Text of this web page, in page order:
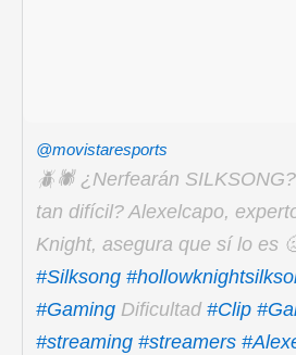
@movistaresports
🪲🕷️ ¿Nerfearán
tan difícil? Alexelcapo,
Knight, asegura que sí lo es
#Silksong
#Gaming Dificultad #Clip
#streaming #streamers